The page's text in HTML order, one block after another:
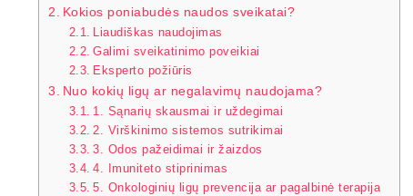
Kokios poniabudės naudos sveikatai?
Liaudiškas naudojimas
Galimi sveikatinimo poveikiai
Eksperto požiūris
Nuo kokių ligų ar negalavimų naudojama?
1. Sąnarių skausmai ir uždegimai
2. Virškinimo sistemos sutrikimai
3. Odos pažeidimai ir žaizdos
4. Imuniteto stiprinimas
5. Onkologinių ligų prevencija ar pagalbinė terapija